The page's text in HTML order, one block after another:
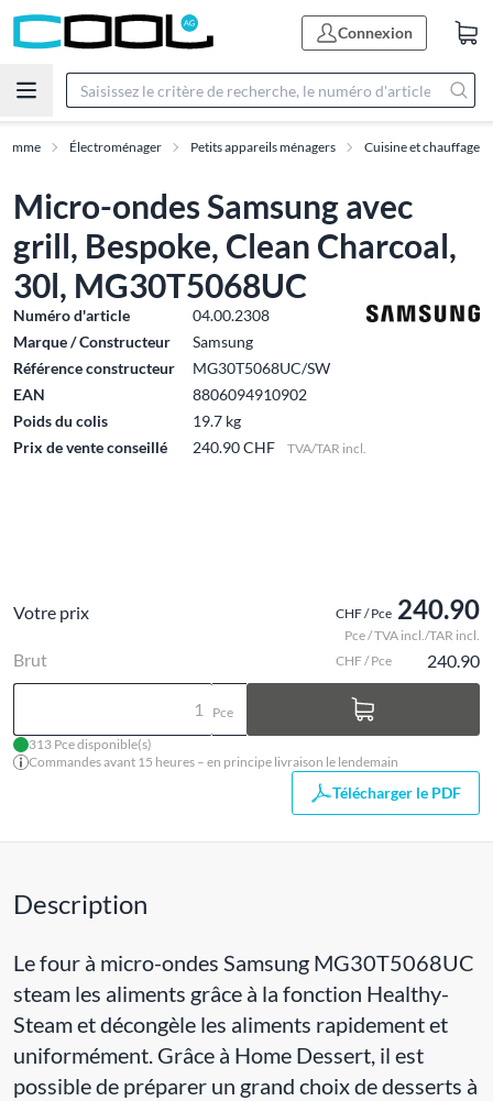
Connexion
Électroménager Petits appareils ménagers Cuisine et chauffage
Micro-ondes Samsung avec
grill, Bespoke, Clean Charcoal,
30l, MG30T5068UC
Numéro d'article
04.00.2308
Marque / Constructeur
Samsung
Référence constructeur
MG30T5068UC/SW
EAN
8806094910902
Poids du colis
19.7 kg
Prix de vente conseillé
240.90 CHF TVA/TAR incl.
Votre prix CHF / Pce 240.90
Pce / TVA incl./TAR incl.
Brut CHF / Pce 240.90
Pce
313 Pce disponible(s)
Commandes avant 15 heures – en principe livraison le lendemain
Télécharger le PDF
Description
Le four à micro-ondes Samsung MG30T5068UC
steam les aliments grâce à la fonction Healthy-
Steam et décongèle les aliments rapidement et
uniformément. Grâce à Home Dessert, il est
possible de préparer un grand choix de desserts à